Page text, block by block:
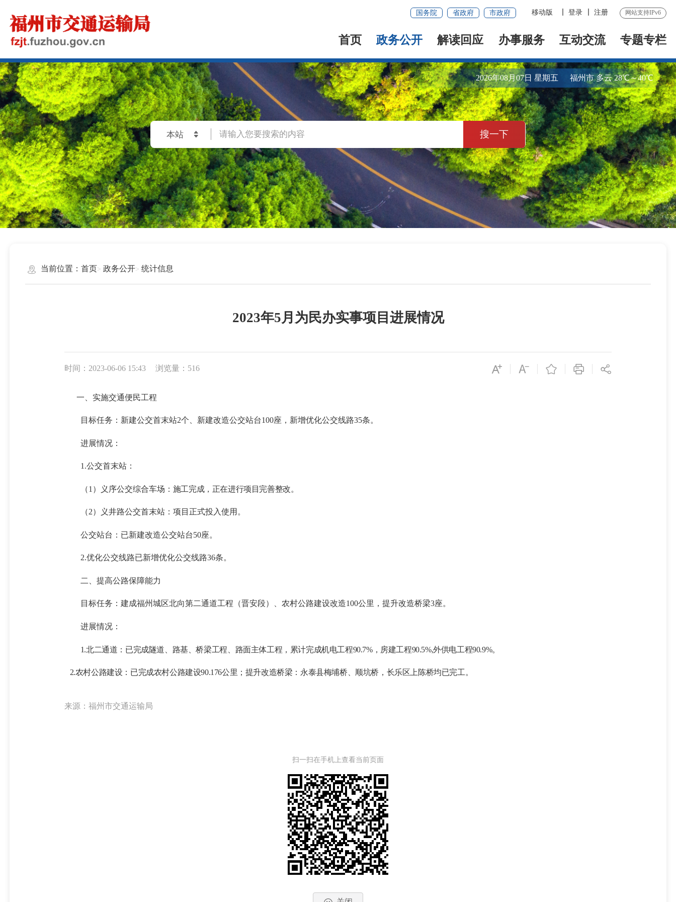
国务院 省政府 市政府 移动版 登录 注册 网站支持IPv6
首页 政务公开 解读回应 办事服务 互动交流 专题专栏
2026年08月07日 星期五 福州市 多云 28℃～40℃
搜一下
当前位置： 首页 政务公开 统计信息
2023年5月为民办实事项目进展情况
时间：2023-06-06 15:43 浏览量：516
一、实施交通便民工程
目标任务： 新建公交首末站2个 新建改造公交站台100座， 新增优化公交线路35条。
进展情况：
1.公交首末站：
（1）义序公交综合车场： 施工完成， 正在进行项目完善整改。
（2）义井路公交首末站： 项目正式投入使用 。
公交站台：已新建改造公交站台50座。
2.优化公交线路已新增优化公交线路36条。
二、 提高公路保障能力
目标任务： 建成福州城区北向第二通道工程（晋安段）、农村公路建设改造100公里，提升改造桥梁3座。
进展情况：
1.北二通道：已完成隧道、路基、桥梁工程 路面主体工程，累计完成机电工程90.7%，房建工程90.5%,外供电工程90.9%。
2.农村公路建设：已完成农村公路建设90.176公里； 提升改造桥梁：永泰县梅埔桥、顺坑桥，长乐区上陈桥均已完工。
来源：福州市交通运输局
扫一扫在手机上查看当前页面